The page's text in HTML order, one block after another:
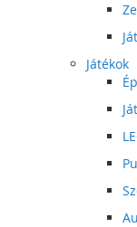
Játékok